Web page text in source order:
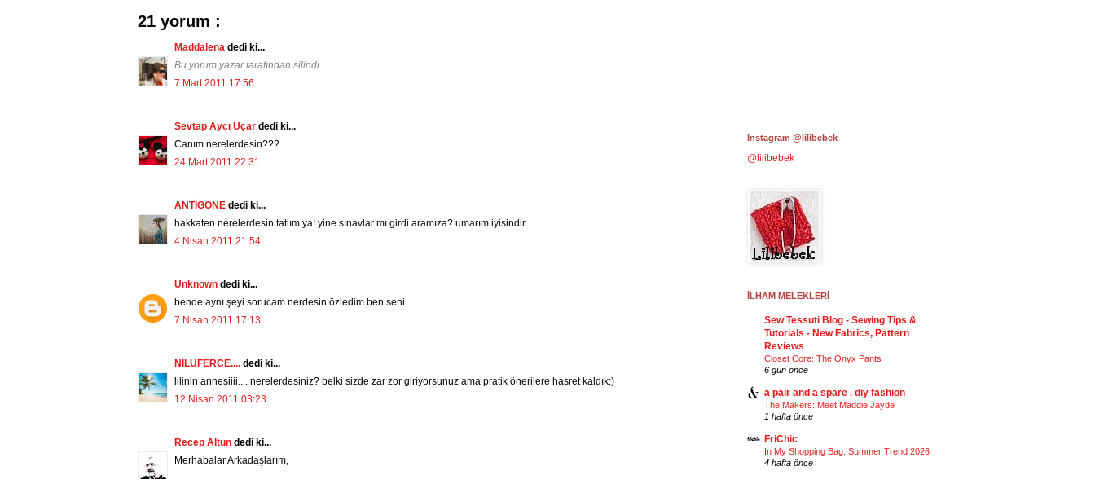
21 yorum :
Maddalena dedi ki...
Bu yorum yazar tarafından silindi.
7 Mart 2011 17:56
Sevtap Aycı Uçar dedi ki...
Canım nerelerdesin???
24 Mart 2011 22:31
ANTİGONE dedi ki...
hakkaten nerelerdesin tatlım ya! yine sınavlar mı girdi aramıza? umarım iyisindir..
4 Nisan 2011 21:54
Unknown dedi ki...
bende aynı şeyi sorucam nerdesin özledim ben seni...
7 Nisan 2011 17:13
NİLÜFERCE.... dedi ki...
lilinin annesiiii.... nerelerdesiniz? belki sizde zar zor giriyorsunuz ama pratik önerilere hasret kaldık:)
12 Nisan 2011 03:23
Recep Altun dedi ki...
Merhabalar Arkadaşlarım,
Instagram @lilibebek
@lilibebek
İLHAM MELEKLERİ
Sew Tessuti Blog - Sewing Tips &
Tutorials - New Fabrics, Pattern
Reviews
Closet Core: The Onyx Pants
6 gün önce
a pair and a spare . diy fashion
The Makers: Meet Maddie Jayde
1 hafta önce
FriChic
In My Shopping Bag: Summer Trend 2026
4 hafta önce